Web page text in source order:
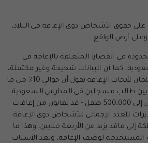
حقوق الأشخاص ذوي الإعاقة في البلاد،
وعلى أرض الواقع.
في القضايا المتعلقة بالإعاقة في
كما أن البيانات شحيحة وغير مكتملة،
ولكن مركز الملك سلمان لأبحاث الإعاقة يقول أن حوالي 10٪ من ما
طالب مسجلين في المدارس السعودية -
وهذا يعني أن ما يصل إلى 500،000 طفل - قد يعانون من إعاقات
للعدد الإجمالي للأشخاص ذوي الإعاقة
إلى ماقد يزيد عن الأربعة ملايين، وهذا ما
المستخدمة لوصف الإعاقة، وتعد الأسباب